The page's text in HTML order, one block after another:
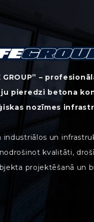
GROUP” –
pieredzi betona
nozīmes
industriālos un
kvalitāti,
projektēšanā un